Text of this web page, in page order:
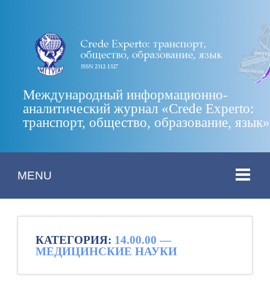
Международный информационно-
аналитический журнал «Crede Experto:
транспорт, общество, образование, язык»
MENU
КАТЕГОРИЯ: 14.00.00 —
МЕДИЦИНСКИЕ НАУКИ